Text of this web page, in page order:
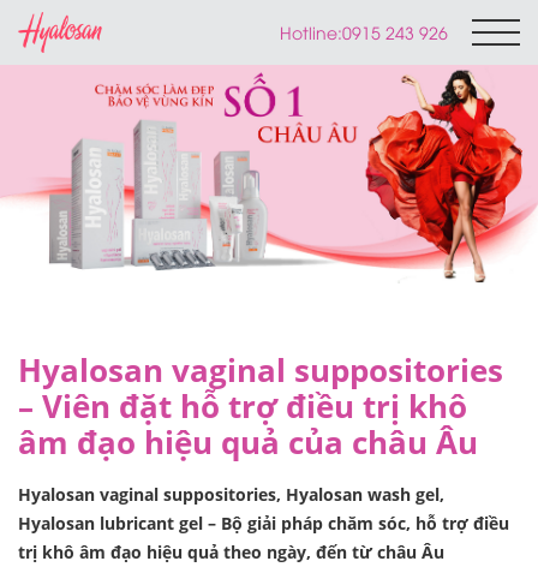
Hotline:0915 243 926
Hyalosan vaginal suppositories
– Viên đặt hỗ trợ điều trị khô
âm đạo hiệu quả của châu Âu
Hyalosan vaginal suppositories, Hyalosan wash gel,
Hyalosan lubricant gel – Bộ giải pháp chăm sóc, hỗ trợ điều
trị khô âm đạo hiệu quả theo ngày, đến từ châu Âu